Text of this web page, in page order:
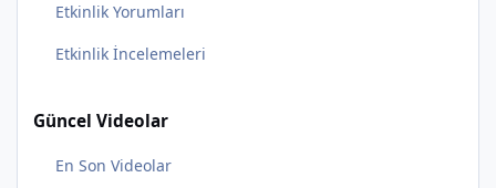
Etkinlik Yorumları
Etkinlik İncelemeleri
Güncel Videolar
En Son Videolar